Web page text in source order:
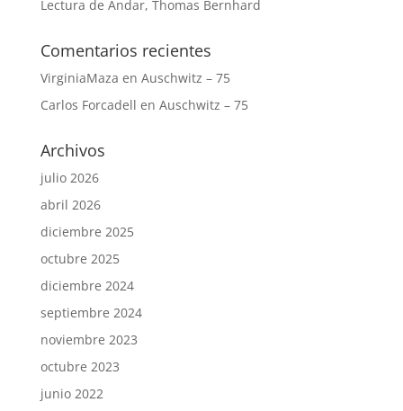
Lectura de Andar, Thomas Bernhard
Comentarios recientes
VirginiaMaza en Auschwitz – 75
Carlos Forcadell en Auschwitz – 75
Archivos
julio 2026
abril 2026
diciembre 2025
octubre 2025
diciembre 2024
septiembre 2024
noviembre 2023
octubre 2023
junio 2022